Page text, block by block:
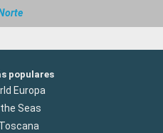
populares
Europa
Seas